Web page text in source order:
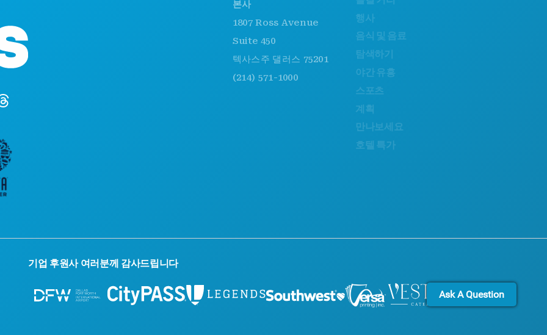
1807 Ross Avenue
Suite 450
텍사스주 댈러스 75201
(214) 571-1000
음식 및 음료
탐색하기
야간 유흥
스포츠
만나보세요
호텔 특가
공식 방문객 안내서
블로그
기업 후원사 여러분께 감사드립니다
Ask A Question